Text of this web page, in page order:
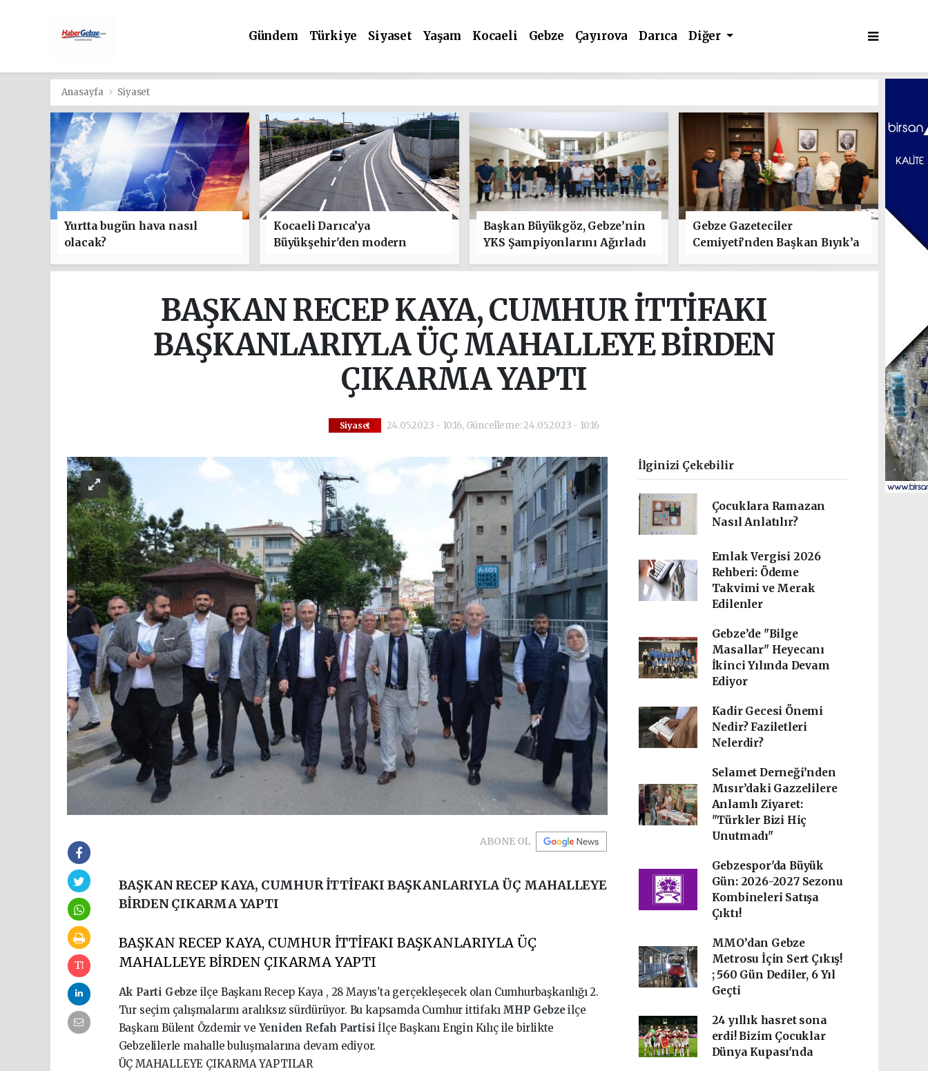
Gündem Türkiye Siyaset Yaşam Kocaeli Gebze Çayırova Darıca Diğer
Anasayfa Siyaset
Yurtta bugün hava nasıl
olacak?
Kocaeli Darıca’ya
Büyükşehir'den modern
Başkan Büyükgöz, Gebze’nin
YKS Şampiyonlarını Ağırladı
Gebze Gazeteciler
Cemiyeti’nden Başkan Bıyık’a
BAŞKAN RECEP KAYA, CUMHUR İTTİFAKI
BAŞKANLARIYLA ÜÇ MAHALLEYE BİRDEN
ÇIKARMA YAPTI
Siyaset 24.05.2023 - 10:16, Güncelleme: 24.05.2023 - 10:16
ABONE OL
BAŞKAN RECEP KAYA, CUMHUR İTTİFAKI BAŞKANLARIYLA ÜÇ MAHALLEYE
BİRDEN ÇIKARMA YAPTI
BAŞKAN RECEP KAYA, CUMHUR İTTİFAKI BAŞKANLARIYLA ÜÇ
MAHALLEYE BİRDEN ÇIKARMA YAPTI
Ak Parti Gebze ilçe Başkanı Recep Kaya , 28 Mayıs'ta gerçekleşecek olan Cumhurbaşkanlığı 2.
Tur seçim çalışmalarını aralıksız sürdürüyor. Bu kapsamda Cumhur ittifakı MHP Gebzeilçe
Başkanı Bülent Özdemir ve Yeniden Refah Partisiİlçe Başkanı Engin Kılıç ile birlikte
Gebzelilerle mahalle buluşmalarına devam ediyor.
ÜÇ MAHALLEYE ÇIKARMA YAPTILAR
İlginizi Çekebilir
Çocuklara Ramazan
Nasıl Anlatılır?
Emlak Vergisi 2026
Rehberi: Ödeme
Takvimi ve Merak
Edilenler
Gebze’de "Bilge
Masallar" Heyecanı
İkinci Yılında Devam
Ediyor
Kadir Gecesi Önemi
Nedir? Faziletleri
Nelerdir?
Selamet Derneği’nden
Mısır’daki Gazzelilere
Anlamlı Ziyaret:
"Türkler Bizi Hiç
Unutmadı"
Gebzespor'da Büyük
Gün: 2026-2027 Sezonu
Kombineleri Satışa
Çıktı!
MMO’dan Gebze
Metrosu İçin Sert Çıkış!
; 560 Gün Dediler, 6 Yıl
Geçti
24 yıllık hasret sona
erdi! Bizim Çocuklar
Dünya Kupası'nda